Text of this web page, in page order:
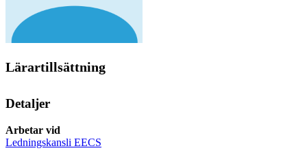
Lärartillsättning
Detaljer
Arbetar vid
Ledningskansli EECS